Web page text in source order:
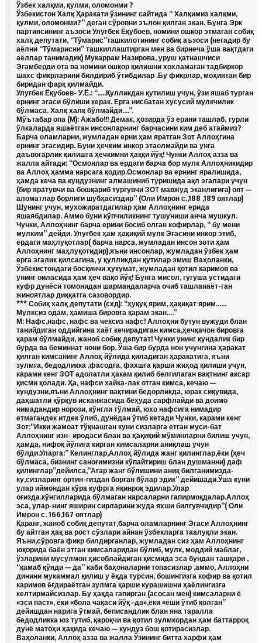
Ўзбек халқми, қулми, оломонми ?
Ўзбекистон Халқ Ҳаракати ўзининг сайтида “ Халқимиз халқми,
қулми, оломонми?” деган сўровни эълон қилган экан. Бунга Эрк
партиясининг аъзоси Улуғбек Ёқубоев, номини ошкор этмаган собиқ
халқ депутати, “Тўмарис”ташкилотининг собиқ аъзоси (негадир бу
аёлни “Тўмарисни” ташкиллаштирган мен ва бирнеча ўша вақтдаги
аёллар танимадик) Мукаррам Назирова, уруш қатнашчиси
Эгамберди ота ва номини ошкор қилишни хохламаган тадбиркор
шахс фикрларини билдириб ўтибдилар .Бу фикрлар, моҳиятан бир
биридан фарқ қилмайди.
Улуғбек Ёқубоев- У.Ё.: “…..Қулликдан қутилиш учун, ўзи яшаб турган
ернинг эгаси бўлиши керак. Ерга нисбатан хусусий мулкчилик
бўлмаса. Халқ халқ бўлмайди….”.
Мўътабар опа (М): Ажабо!!! Демак, ҳозирда ўз ерини ташлаб, турли
ўлкаларда яшаётган инсонларнинг барчасини ким деб атаймиз?
Барча оламларни, жумладан ерни ҳам яратган Зот Аллоҳгина
ернинг эгасидир. Буни ҳечким инкор этаолмайди ва унга
даъвогарлик қилишга ҳечкимни ҳаққи йўқ! Чунки Аллоҳ азза ва
жалла айтади: “Осмонлар ва ердаги барча бор мулк Аллоҳникидир
ва Аллоҳ ҳамма нарсага қодир.Осмонлар ва ернинг яралишида,
ҳамда кеча ва кундузнинг алмашиниб туришида ақл эгалари учун
(бир яратувчи ва бошқариб тургувчи ЗОТ мавжуд эканлигига) оят —
аломатлар борлиги шубҳасиздир” (Оли Имрон с.,188 ,189 оятлар)
Шунинг учун, мухожиратдагилар ҳам Аллоҳнинг ерида
яшаябдилар. Аммо буни кўпчиликнинг тушуниши анча мушкул.
Чунки, Аллоҳнинг барча ерини босиб олган кофирлар, “ бу мени
мулким” дейди. Улуғбек ҳам ҳақиқий мулк Эгасини инкор этиб,
ердаги маҳлуқотлар( барча нарса, жумладан инсон зоти ҳам
Аллоҳнинг маҳлуқотидир),яъни инсонлар, жумладан ўзбек ҳам
ерга эгалик қилсагина, у қулликдан қутилар эмиш Ваҳоланки,
Ўзбекистондаги босқинчи ҳукумат, жумладан қотил каримов ва
унинг оиласида ҳам ҳеч вақо йўқ! Бунга мисол, гугуша устидаги
куфр дунёси томонидан шармандаларча очиб ташланаёт-ган
жиноятлар диққатга сазовордир.
*** Собиқ халқ депутати (схд): “ҳуқуқ ярим, ҳақиқат ярим……
Мулксиз одам, ҳамиша бировга қарам экан….”
М: Нафс,нафс, нафс ва чексиз нафс! Аллоҳни бутун вужуди блан
танийдиган оддийгина хаёт кечирадиган кимса,ҳечқачон бировга
қарам бўлмайди, жаноб собиқ депутат! Чунки унинг кундалик бир
бурда ва беминнат нони бор. Ўша бир бурда нон учунгина ҳаракат
қилган кимсанинг Аллоҳ йўлида қиладиган ҳаракатига, яъни
зулмга, бедодликка ,фасодга, фахшга қарши жиҳод қилиши учун,
карами кенг ЗОТ адолатли ҳакам қилиб белгилаган вақтнинг аксар
қисми қолади. Ҳа, нафси хайка-лак отган кимса, кечаю —
кундузни,яъни Аллоҳнинг вақтини бедорликда, юрак сиқувида,
даҳшатли қўрқув исканжасида беҳуда сарфлайди ва доимо
нимадандир норози, кўнгли тўлмай, юхо нафсига нимадир
етмагандек итдек ўлиб, дунёдан ўтиб кетади Чунки, карами кенг
Зот:“Икки жамоат тўқнашган куни сизларга етган муси-бат
Аллоҳнинг изн- иродаси блан ва ҳақиқий мўминларни билиш учун,
ҳамда, нифоқ йўлига кирган кимсаларни аниқлаш учун
бўлди.Уларга:” Келинглар,Аллоҳ йўлида жанг қилинглар,ёки (ҳеч
бўлмаса, бизнинг саноғимизни кўпайтириш блан душманни) даф
қилинглар”дейилса,”Агар жанг бўлишини аниқ билганимизда-
ку,сизларинг ортин-гиздан борган бўлар эдик” дейишади.Ўша куни
улар иймондан кўра куфрга яқинроқ эдилар.Улар
оғизда.кўнгилларида бўлмаган нарсаларни гапирмоқдалар.Аллоҳ
эса, улар-нинг яширин сирларини жуда яхши билгувчидир”( Оли
Имрон с. 166,167 оятлар)
Қаранг, жаноб собиқ депутат,барча оламларнинг Эгаси Аллоҳнинг
бу айтган ҳақ ва рост сўзлари айнан ўзбекларга таалуқли экан.
Яъни,сўровга фикр билдирганлар, жумладан сиз ҳам Аллоҳнинг
юқорида баён этган кимсаларидан бўлиб, мулк, моддий маблағ,
ўзларини мусулмон ҳисоблайдиган қисмида эса бундан ташқари ,
“қамаб қўяди — да” каби баҳоналарни топасизлар ,аммо, Аллоҳни
динини мукаммал қилиш у ёқда турсин, бошингизга кофир ва қотил
каримов ёғдираётган зулмга қарши курашишни ҳаёлингизга
келтирмайсизлар. Бу ҳақда гапирган (асосан мен) кимсаларни ё
«эси паст», ёки «бола чақаси йўқ –да»,ёки «ёши ўтиб қолган”
дейишдан нарига ўтмай, беписандлик блан яна таралла
бедодликка юз тутиб, қароқчи ва қотил зулмкордан ҳам баттарроқ
дунё матоҳи ҳақида кечаю — кундуз бош қотирасизлар.
Ваҳоланки, Аллоҳ азза ва жалла Ўзининг битта харфи ҳам